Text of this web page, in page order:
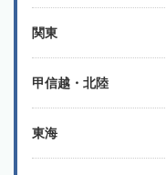
関東
甲信越・北陸
東海